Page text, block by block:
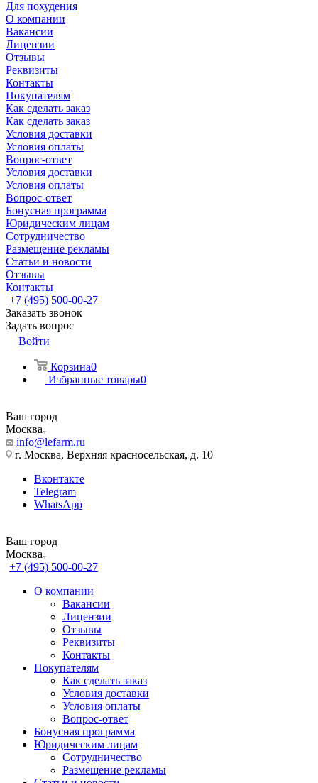
Для похудения
О компании
Вакансии
Лицензии
Отзывы
Реквизиты
Контакты
Покупателям
Как сделать заказ
Как сделать заказ
Условия доставки
Условия оплаты
Вопрос-ответ
Условия доставки
Условия оплаты
Вопрос-ответ
Бонусная программа
Юридическим лицам
Сотрудничество
Размещение рекламы
Статьи и новости
Отзывы
Контакты
+7 (495) 500-00-27
Заказать звонок
Задать вопрос
Войти
Корзина0
Избранные товары0
Ваш город
Москва
info@lefarm.ru
г. Москва, Верхняя красносельская, д. 10
Вконтакте
Telegram
WhatsApp
Ваш город
Москва
+7 (495) 500-00-27
О компании
Вакансии
Лицензии
Отзывы
Реквизиты
Контакты
Покупателям
Как сделать заказ
Условия доставки
Условия оплаты
Вопрос-ответ
Бонусная программа
Юридическим лицам
Сотрудничество
Размещение рекламы